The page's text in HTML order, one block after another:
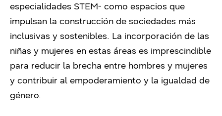
especialidades STEM- como espacios que
impulsan la construcción de sociedades más
inclusivas y sostenibles. La incorporación de las
niñas y mujeres en estas áreas es imprescindible
para reducir la brecha entre hombres y mujeres
y contribuir al empoderamiento y la igualdad de
género.